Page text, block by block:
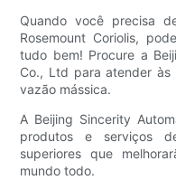
Quando você precisa
Rosemount Coriolis,
tudo bem! Procure a
Co., Ltd para atender
vazão mássica.
A Beijing Sincerity
produtos e serviços
superiores que
mundo todo.